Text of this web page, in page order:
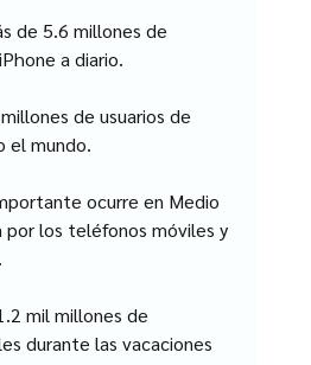
de 5.6 millones de
a diario.
de usuarios de
el mundo.
ocurre en Medio
por los teléfonos móviles y
mil millones de
durante las vacaciones